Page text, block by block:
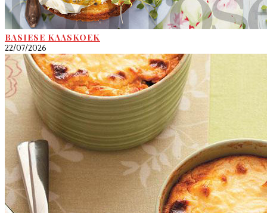
BASIESE KAASKOEK
22/07/2026